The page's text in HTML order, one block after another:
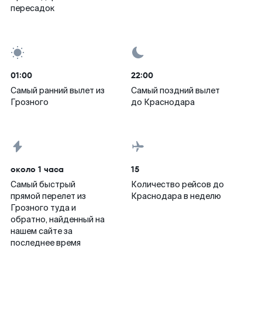
пересадок
01:00
Самый ранний вылет из
Грозного
22:00
Самый поздний вылет
до Краснодара
около 1 часа
Самый быстрый
прямой перелет из
Грозного туда и
обратно, найденный на
нашем сайте за
последнее время
15
Количество рейсов до
Краснодара в неделю